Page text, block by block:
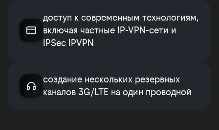
доступ к современным технологиям,
включая частные IP-VPN-сети и
IPSec IPVPN
создание нескольких резервных
каналов 3G/LTE на один проводной